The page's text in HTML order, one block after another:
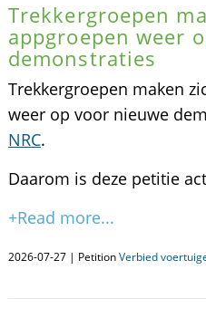
Trekkergroepen
appgroepen weer
demonstraties
Trekkergroepen maken
weer op voor nieuwe
NRC.
Daarom is deze petitie
+Read more...
2026-07-27 | PetitionVerbied